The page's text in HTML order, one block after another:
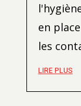
en
les
LIRE PLUS